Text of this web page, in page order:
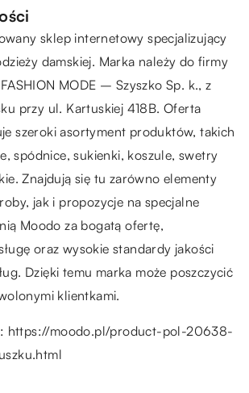
sklep internetowy specjalizujący
damskiej. Marka należy do firmy
MODE – Szyszko Sp. k., z
przy ul. Kartuskiej 418B. Oferta
szeroki asortyment produktów, takich
spódnice, sukienki, koszule, swetry
Znajdują się tu zarówno elementy
jak i propozycje na specjalne
Moodo za bogatą ofertę,
oraz wysokie standardy jakości
Dzięki temu marka może poszczycić
klientkami.
https://moodo.pl/product-pol-20638-